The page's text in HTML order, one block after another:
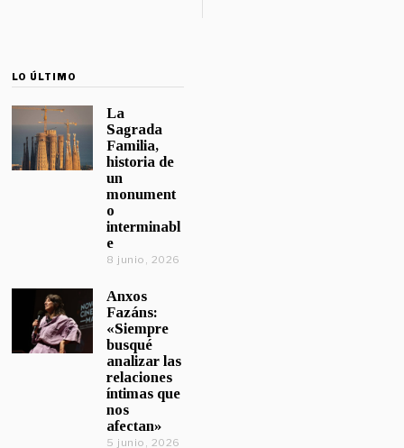
LO ÚLTIMO
La
Sagrada
Familia,
historia de
un
monument
o
interminabl
e
8 junio, 2026
Anxos
Fazáns:
«Siempre
busqué
analizar las
relaciones
íntimas que
nos
afectan»
5 junio, 2026